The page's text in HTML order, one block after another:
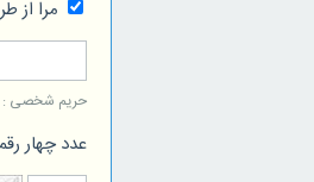
مرا از
حریم شخصی :
عدد چهار